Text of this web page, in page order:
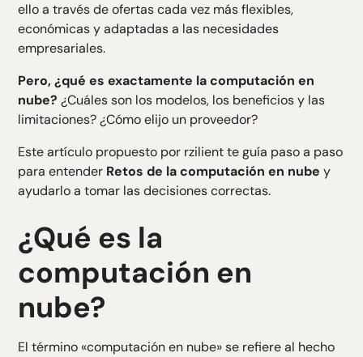
ello a través de ofertas cada vez más flexibles,
económicas y adaptadas a las necesidades
empresariales.
Pero, ¿qué es exactamente la computación en
nube? ¿Cuáles son los modelos, los beneficios y las
limitaciones? ¿Cómo elijo un proveedor?
Este artículo propuesto por rzilient te guía paso a paso
para entender Retos de la computación en nube y
ayudarlo a tomar las decisiones correctas.
¿Qué es la
computación en
nube?
El término «computación en nube» se refiere al hecho